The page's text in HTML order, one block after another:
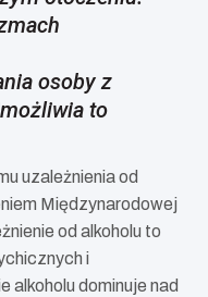
osoby z
to
uzależnienia od
Międzynarodowej
od alkoholu to
i
alkoholu dominuje nad